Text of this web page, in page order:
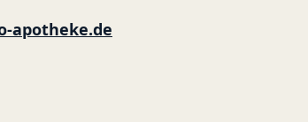
apotheke.de